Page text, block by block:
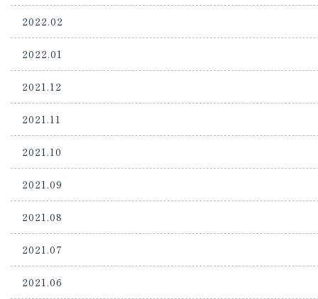
2022.02
2022.01
2021.12
2021.11
2021.10
2021.09
2021.08
2021.07
2021.06